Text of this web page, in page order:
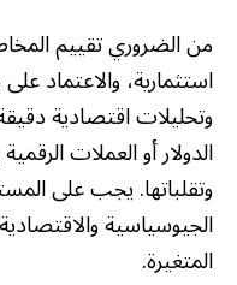
من الضروري تقييم
استثمارية، والاعتماد
وتحليلات اقتصادية
الدولار أو العملات
وتقلباتها. يجب على
الجيوسياسية
المتغيرة.